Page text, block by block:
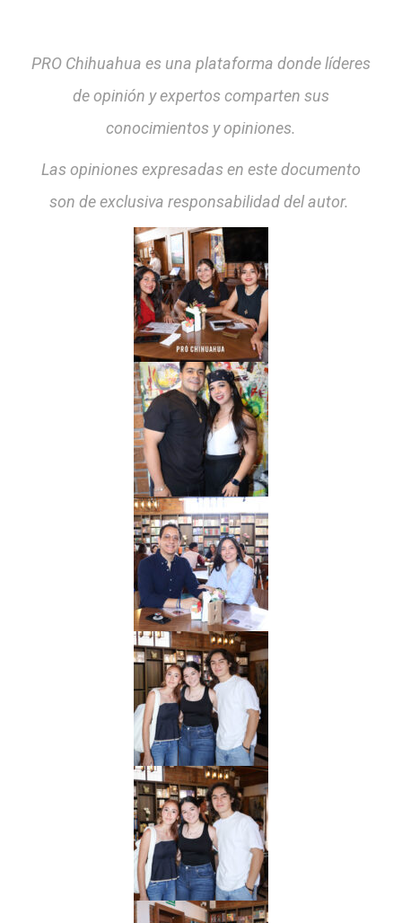
PRO Chihuahua es una plataforma donde líderes
de opinión y expertos comparten sus
conocimientos y opiniones.
Las opiniones expresadas en este documento
son de exclusiva responsabilidad del autor.